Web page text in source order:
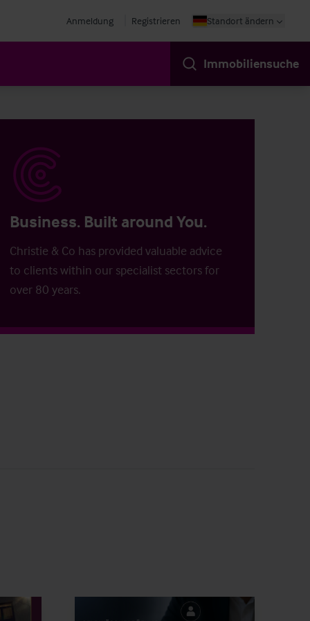
Anmeldung Registrieren Standort ändern
Immobiliensuche
Business. Built around You.
Christie & Co has provided valuable advice
to clients within our specialist sectors for
over 80 years.